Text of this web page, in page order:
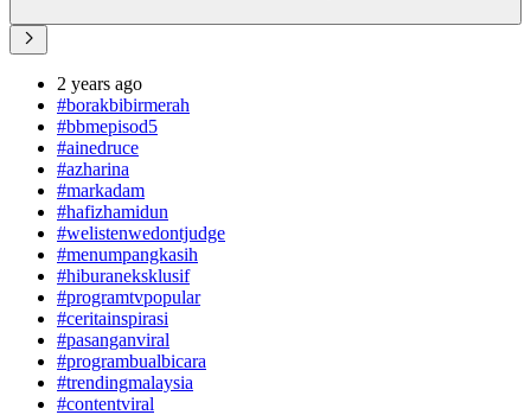
2 years ago
#borakbibirmerah
#bbmepisod5
#ainedruce
#azharina
#markadam
#hafizhamidun
#welistenwedontjudge
#menumpangkasih
#hiburaneksklusif
#programtvpopular
#ceritainspirasi
#pasanganviral
#programbualbicara
#trendingmalaysia
#contentviral